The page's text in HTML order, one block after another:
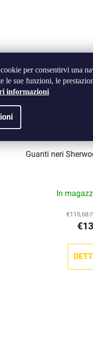
per consentirvi una
le sue funzioni, le
informazioni
Guanti neri
In
€115,68